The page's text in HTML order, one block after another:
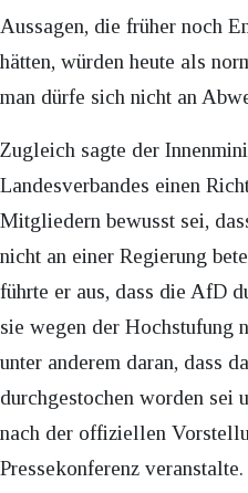
Aussagen, die früher noch
hätten, würden heute als
man dürfe sich nicht an
Zugleich sagte der
Landesverbandes einen
Mitgliedern bewusst sei,
nicht an einer Regierung
führte er aus, dass die AfD
sie wegen der Hochstufung
unter anderem daran, dass
durchgestochen worden sei
nach der offiziellen
Pressekonferenz veranstalte.